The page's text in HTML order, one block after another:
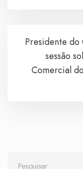
Presidente do
sessão
Comercial